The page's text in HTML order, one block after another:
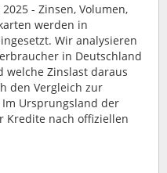
- Zinsen, Volumen,
werden in
Wir analysieren
in Deutschland
Zinslast daraus
den Vergleich zur
Im Ursprungsland der
Kredite nach offiziellen